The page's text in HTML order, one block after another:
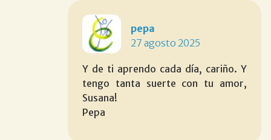
pepa
27 agosto 2025
Y de ti aprendo cada día, cariño. Y
tengo tanta suerte con tu amor,
Susana!
Pepa